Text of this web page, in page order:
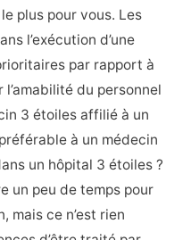
plus pour vous. Les
l’exécution d’une
par rapport à
du personnel
3 étoiles affilié à un
à un médecin
un hôpital 3 étoiles ?
un peu de temps pour
mais ce n’est rien